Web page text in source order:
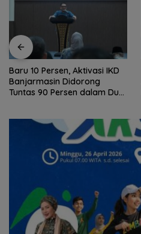
Baru 10 Persen, Aktivasi IKD
Banjarmasin Didorong
Tuntas 90 Persen dalam Dua